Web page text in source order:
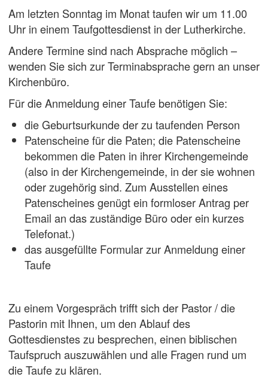
Am letzten Sonntag im Monat taufen wir um 11.00
Uhr in einem Taufgottesdienst in der Lutherkirche.
Andere Termine sind nach Absprache möglich –
wenden Sie sich zur Terminabsprache gern an unser
Kirchenbüro.
Für die Anmeldung einer Taufe benötigen Sie:
die Geburtsurkunde der zu taufenden Person
Patenscheine für die Paten; die Patenscheine
bekommen die Paten in ihrer Kirchengemeinde
(also in der Kirchengemeinde, in der sie wohnen
oder zugehörig sind. Zum Ausstellen eines
Patenscheines genügt ein formloser Antrag per
Email an das zuständige Büro oder ein kurzes
Telefonat.)
das ausgefüllte Formular zur Anmeldung einer
Taufe
Zu einem Vorgespräch trifft sich der Pastor / die
Pastorin mit Ihnen, um den Ablauf des
Gottesdienstes zu besprechen, einen biblischen
Taufspruch auszuwählen und alle Fragen rund um
die Taufe zu klären.